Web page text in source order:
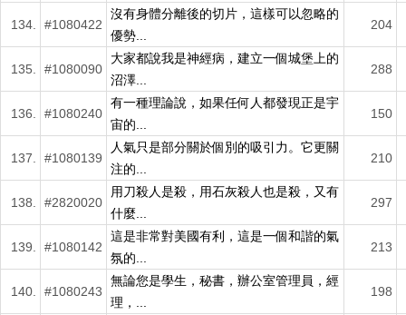
134. #1080422
沒有身體分離後的切片，這樣可以忽略的
優勢...
204
135. #1080090
大家都說我是神經病，建立一個城堡上的
沼澤...
288
136. #1080240
有一種理論說，如果任何人都發現正是宇
宙的...
150
137. #1080139
人氣只是部分關於個別的吸引力。它更關
注的...
210
138. #2820020
用刀殺人是殺，用石灰殺人也是殺，又有
什麼...
297
139. #1080142
這是非常對美國有利，這是一個和諧的氣
氛的...
213
140. #1080243
無論您是學生，秘書，辦公室管理員，經
理，...
198